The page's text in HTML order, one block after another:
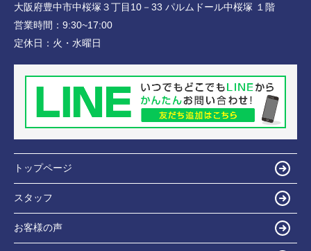
大阪府豊中市中桜塚３丁目10－33 パルムドール中桜塚 １階
営業時間： 9:30~17:00
定休日： 火・水曜日
トップページ
スタッフ
お客様の声